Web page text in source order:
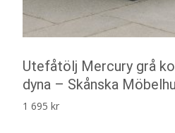
Utefåtölj Mercury grå
dyna – Skånska
1 695 kr